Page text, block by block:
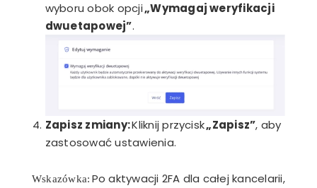
wyboru obok opcji„Wymagaj weryfikacji
dwuetapowej”.
Zapisz zmiany:Kliknij przycisk„Zapisz”, aby
zastosować ustawienia.
Wskazówka: Po aktywacji 2FA dla całej kancelarii,